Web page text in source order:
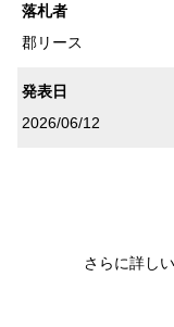
落札者
郡リース
発表日
2026/06/12
さらに詳し